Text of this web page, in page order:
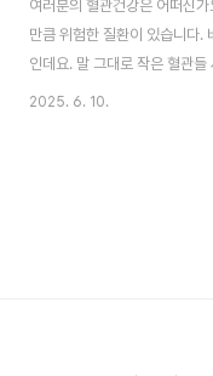
여러분의 혈관건강은 어떠신
만큼 위험한 질환이 있습니
인데요. 말 그대로 작은 혈관들
모르고 지내시다가 갑자기 증
죠. 특히 40~60대 중장년층
2025. 6. 10.